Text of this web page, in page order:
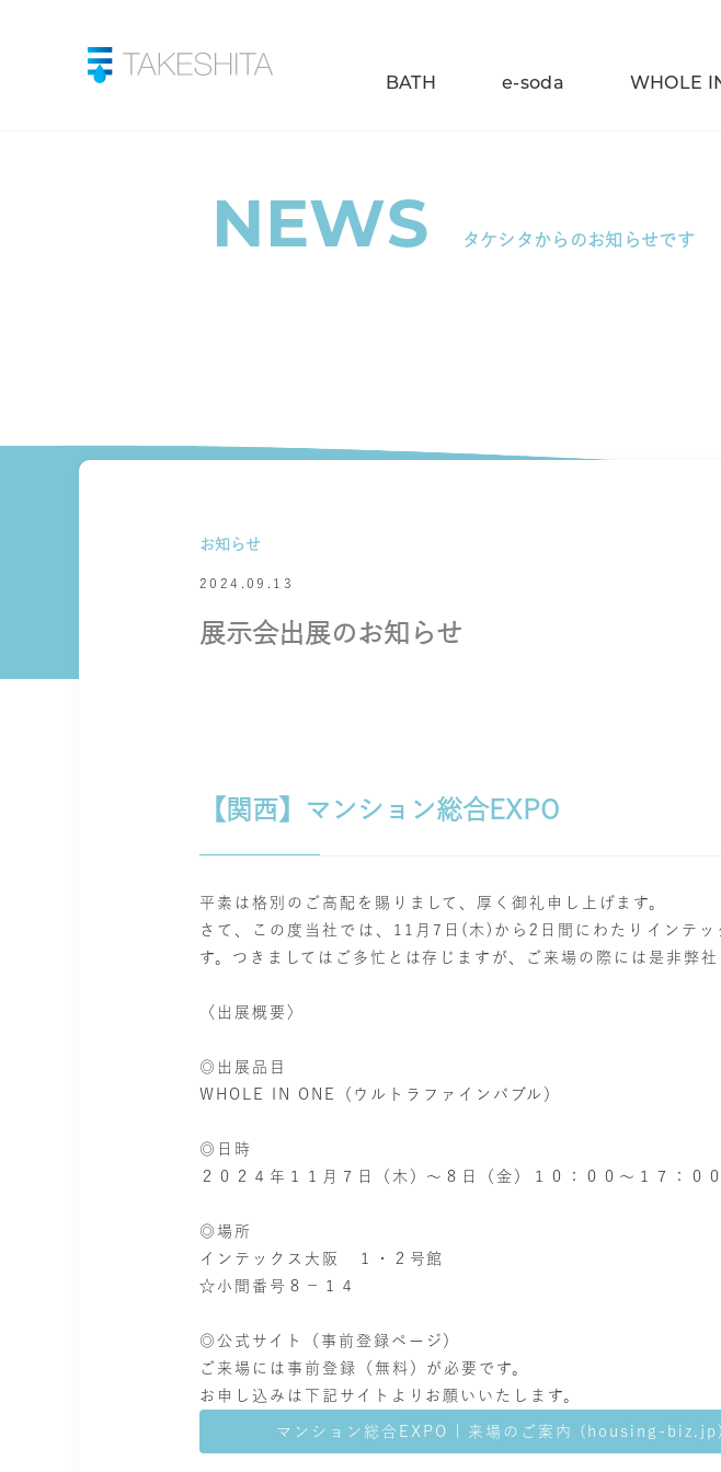
BATH e-soda WHOLE
NEWS タケシタからのお知らせです
お知らせ
2024.09.13
展示会出展のお知らせ
【関西】マンション総合EXPO
平素は格別のご高配を賜りまして、厚く御礼申し上げます。
さて、この度当社では、11月7日(木)から2日間にわたりインテ
す。つきましてはご多忙とは存じますが、ご来場の際には是非弊
〈 出展概要 〉
◎ 出展品目
WHOLE IN ONE（ウルトラファインバブル）
◎ 日時
２０２４年１１月７日（木）～８日（金）１０：００～１７：００
◎ 場所
インテックス大阪 １・２号館
☆小間番号８－１４
◎ 公式サイト
（事前登録ページ）
ご来場には事前登録（無料）が必要です。
お申し込みは下記サイトよりお願いいたします。
マンション総合EXPO | 来場のご案内 (housing-biz.jp)